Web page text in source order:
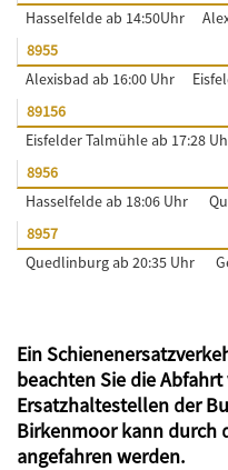
Hasselfelde ab 14:50Uhr
8955
Alexisbad ab 16:00 Uhr
89156
Eisfelder Talmühle ab 17:28
8956
Hasselfelde ab 18:06 Uhr
8957
Quedlinburg ab 20:35 Uhr
Ein
beachten Sie die
Ersatzhaltestellen der
Birkenmoor kann durch
angefahren werden.